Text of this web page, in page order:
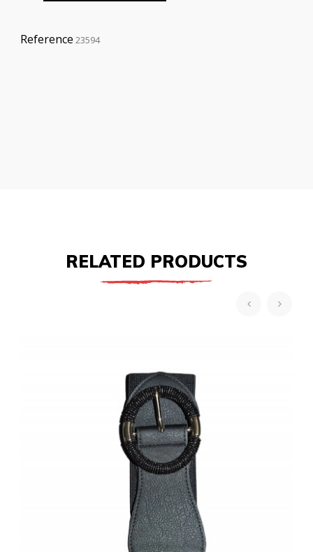
Reference 23594
RELATED PRODUCTS